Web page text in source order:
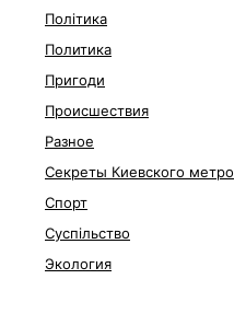
Політика
Политика
Пригоди
Происшествия
Разное
Секреты Киевского метро
Спорт
Суспільство
Экология